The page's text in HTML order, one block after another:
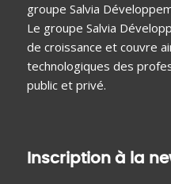
groupe Salvia
Le groupe Salvia
de croissance et couvre
technologiques des
public et privé.
Inscription à la